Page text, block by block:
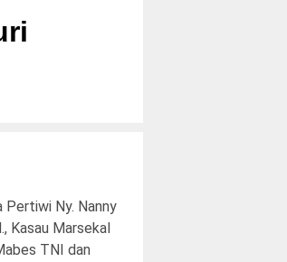
Pertiwi Ny. Nanny
Kasau Marsekal
TNI dan